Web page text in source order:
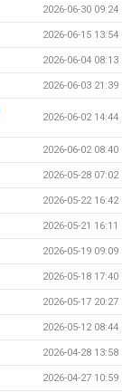
2026-06-30 09:24
2026-06-15 13:54
2026-06-04 08:13
2026-06-03 21:39
2026-06-02 14:44
2026-06-02 08:40
2026-05-28 07:02
2026-05-22 16:42
2026-05-21 16:11
2026-05-19 09:09
2026-05-18 17:40
2026-05-17 20:27
2026-05-12 08:44
2026-04-28 13:58
2026-04-27 10:59